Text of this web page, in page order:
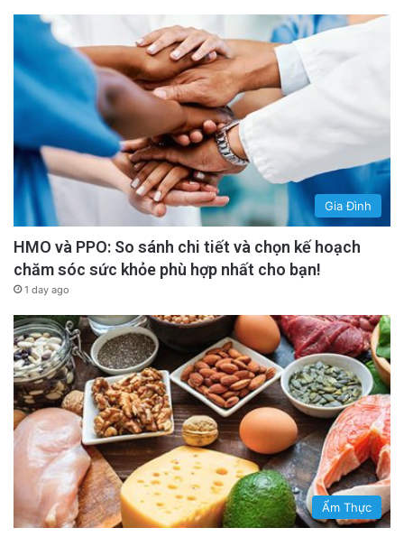
Gia Đình
HMO và PPO: So sánh chi tiết và chọn kế hoạch
chăm sóc sức khỏe phù hợp nhất cho bạn!
1 day ago
Ẩm Thực